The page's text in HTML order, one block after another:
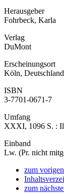
Herausgeber
Fohrbeck, Karla
Verlag
DuMont
Erscheinungsort
Köln, Deutschland
ISBN
3-7701-0671-7
Umfang
XXXI, 1096 S. :
Einband
Lw. (Pr. nicht
zum
zum